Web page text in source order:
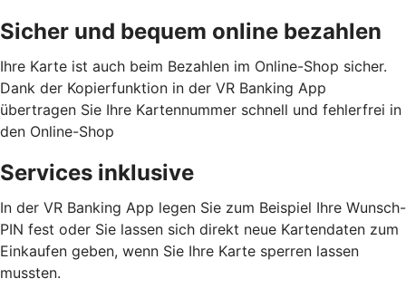
Sicher und bequem online bezahlen
Ihre Karte ist auch beim Bezahlen im Online-Shop sicher.
Dank der Kopierfunktion in der VR Banking App
übertragen Sie Ihre Kartennummer schnell und fehlerfrei in
den Online-Shop
Services inklusive
In der VR Banking App legen Sie zum Beispiel Ihre Wunsch-
PIN fest oder Sie lassen sich direkt neue Kartendaten zum
Einkaufen geben, wenn Sie Ihre Karte sperren lassen
mussten.